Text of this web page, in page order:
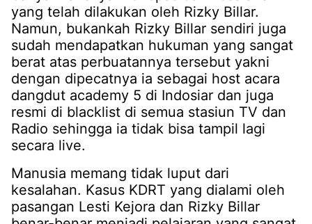
yang telah dilakukan oleh Rizky Billar.
Namun, bukankah Rizky Billar sendiri juga
sudah mendapatkan hukuman yang sangat
berat atas perbuatannya tersebut yakni
dengan dipecatnya ia sebagai host acara
dangdut academy 5 di Indosiar dan juga
resmi di blacklist di semua stasiun TV dan
Radio sehingga ia tidak bisa tampil lagi
secara live.
Manusia memang tidak luput dari
kesalahan. Kasus KDRT yang dialami oleh
pasangan Lesti Kejora dan Rizky Billar